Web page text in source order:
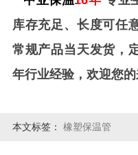
库存充足、长度可任
常规产品当天发货，
年行业经验，欢迎您的
本文标签： 橡塑保温管